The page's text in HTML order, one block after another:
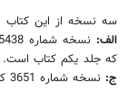
سه نسخه از اين
الف:
كه جلد يكم كتاب است.
ج: نسخه شماره 3651 كتابخانه آية‌اللّه مرعشى در قم.